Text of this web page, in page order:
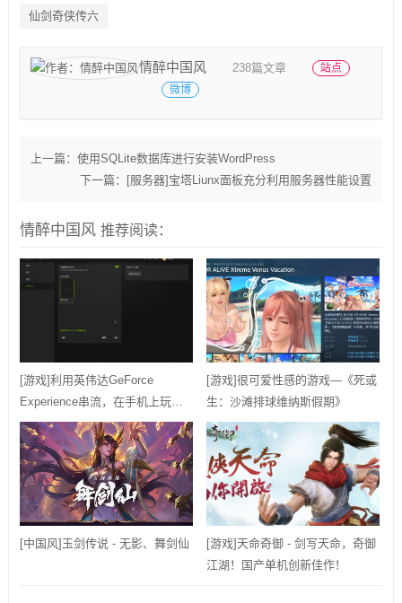
仙剑奇侠传六
情醉中国风 238篇文章
站点
微博
上一篇： 使用SQLite数据库进行安装WordPress
下一篇：
[服务器]宝塔Liunx面板充分利用服务器性能设置
情醉中国风 推荐阅读：
[游戏]利用英伟达GeForce
Experience串流，在手机上玩电
脑游戏
[游戏]很可爱性感的游戏—《死或
生：沙滩排球维纳斯假期》
[中国风]玉剑传说 - 无影、舞剑仙
[游戏]天命奇御 - 剑写天命，奇御
江湖！国产单机创新佳作！